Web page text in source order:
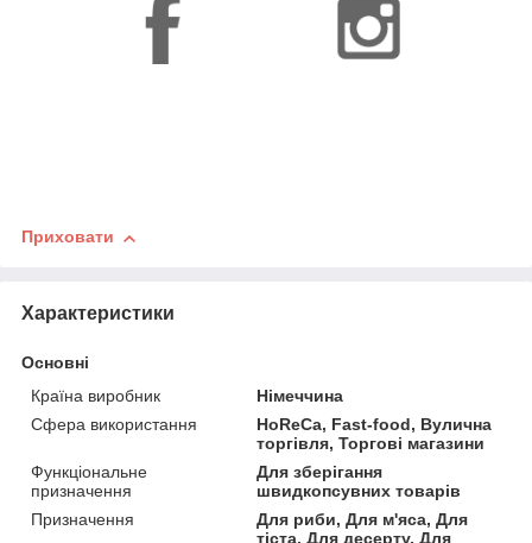
Приховати
Характеристики
Основні
Країна виробник
Німеччина
Сфера використання
HoReCa, Fast-food, Вулична
торгівля, Торгові магазини
Функціональне
призначення
Для зберігання
швидкопсувних товарів
Призначення
Для риби, Для м'яса, Для
тіста, Для десерту, Для